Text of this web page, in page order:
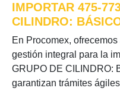
IMPORTAR 475-
CILINDRO:
En Procomex,
gestión integral para la
GRUPO DE CILINDRO:
garantizan trámites